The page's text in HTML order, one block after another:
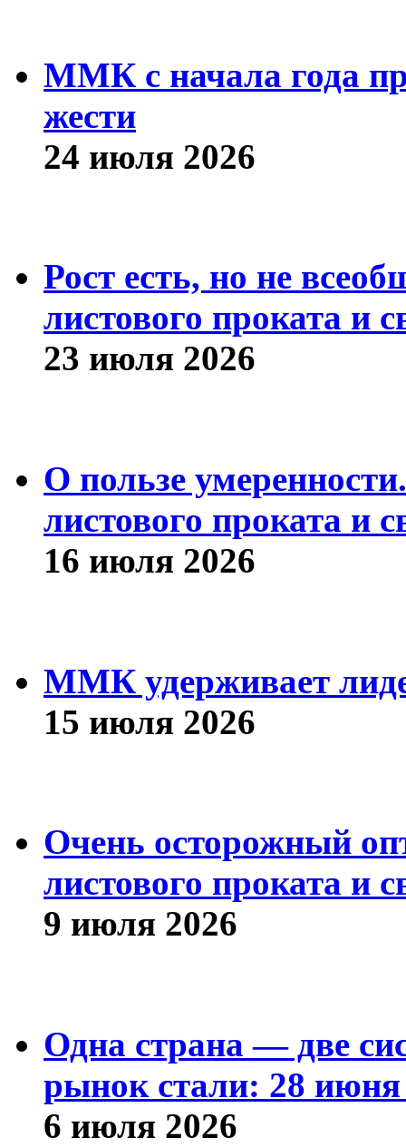
ММК с начала года
жести
24 июля 2026
Рост есть, но не
листового проката и
23 июля 2026
О пользе
листового проката и
16 июля 2026
ММК удерживает
15 июля 2026
Очень осторожный
листового проката и
9 июля 2026
Одна страна — две
рынок стали: 28
6 июля 2026